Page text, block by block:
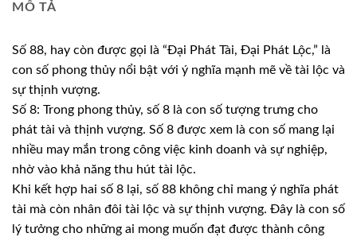
MÔ TẢ
Số 88, hay còn được gọi là “Đại Phát Tài, Đại Phát Lộc,” là
con số phong thủy nổi bật với ý nghĩa mạnh mẽ về tài lộc và
sự thịnh vượng.
Số 8: Trong phong thủy, số 8 là con số tượng trưng cho
phát tài và thịnh vượng. Số 8 được xem là con số mang lại
nhiều may mắn trong công việc kinh doanh và sự nghiệp,
nhờ vào khả năng thu hút tài lộc.
Khi kết hợp hai số 8 lại, số 88 không chỉ mang ý nghĩa phát
tài mà còn nhân đôi tài lộc và sự thịnh vượng. Đây là con số
lý tưởng cho những ai mong muốn đạt được thành công